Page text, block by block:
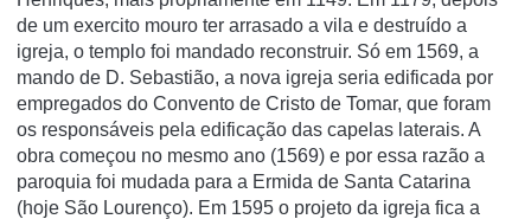
de um exercito mouro ter arrasado a vila e destruí­do a
igreja, o templo foi mandado reconstruir. Só em 1569, a
mando de D. Sebastião, a nova igreja seria edificada por
empregados do Convento de Cristo de Tomar, que foram
os responsáveis pela edificação das capelas laterais. A
obra começou no mesmo ano (1569) e por essa razão a
paroquia foi mudada para a Ermida de Santa Catarina
(hoje São Lourenço). Em 1595 o projeto da igreja fica a